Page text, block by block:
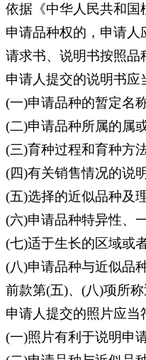
依据《中华人民共和国
申请品种权的，申请
请求书、说明书按照品
申请人提交的说明书应
(一)申请品种的暂定名
(二)申请品种所属的属
(三)育种过程和育种方
(四)有关销售情况的说
(五)选择的近似品种及
(六)申请品种特异性、
(七)适于生长的区域或
(八)申请品种与近似品
前款第(五)、(八)项所
申请人提交的照片应当
(一)照片有利于说明申